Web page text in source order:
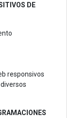
DE
responsivos